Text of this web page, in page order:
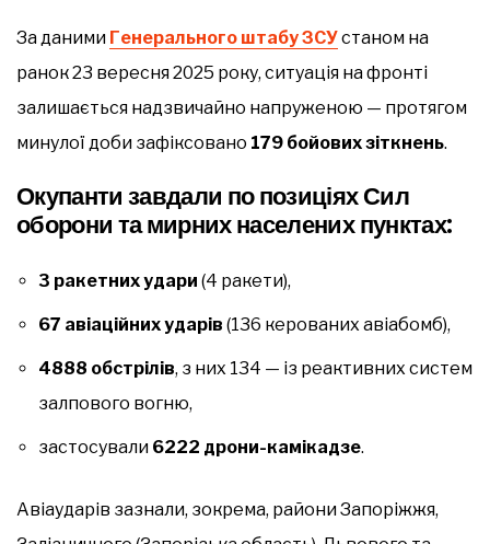
За даними Генерального штабу ЗСУстаном на
ранок 23 вересня 2025 року, ситуація на фронті
залишається надзвичайно напруженою — протягом
минулої доби зафіксовано 179 бойових зіткнень.
Окупанти завдали по позиціях Сил
оборони та мирних населених пунктах:
3 ракетних удари (4 ракети),
67 авіаційних ударів (136 керованих авіабомб),
4888 обстрілів, з них 134 — із реактивних систем
залпового вогню,
застосували 6222 дрони-камікадзе.
Авіаударів зазнали, зокрема, райони Запоріжжя,